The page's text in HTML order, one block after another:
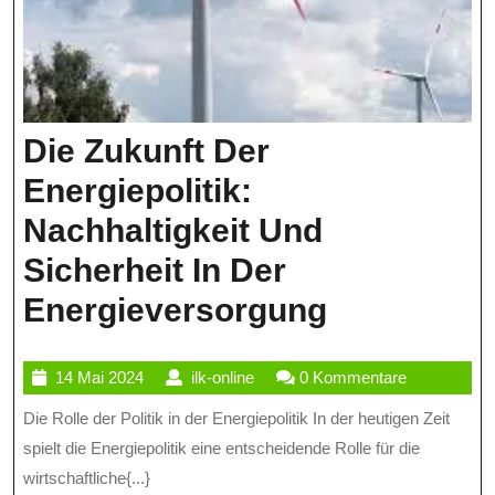
Die Zukunft Der
Energiepolitik:
Nachhaltigkeit Und
Sicherheit In Der
Energieversorgung
Der
14 Mai 202414
Mai
2024
ilk-onlineilk-
online
0 Kommentare
Die Rolle der Politik in der Energiepolitik In der heutigen Zeit
spielt die Energiepolitik eine entscheidende Rolle für die
wirtschaftliche{...}